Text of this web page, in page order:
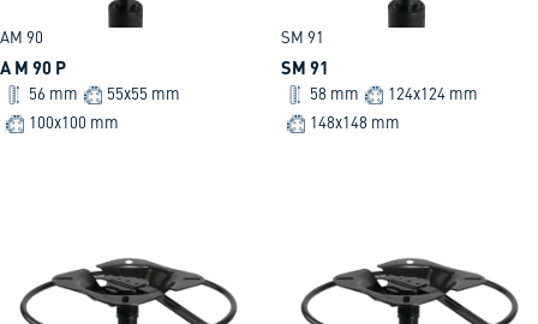
AM 90
A M 90 P
56 mm
55x55 mm
100x100 mm
SM 91
SM 91
58 mm
124x124 mm
148x148 mm